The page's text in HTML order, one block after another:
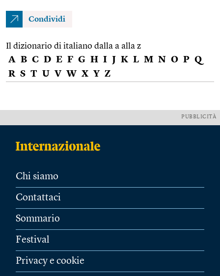
Condividi
Il dizionario di italiano dalla a alla z
A B C D E F G H I J K L M N O P Q
R S T U V W X Y Z
PUBBLICITÀ
Chi siamo
Contattaci
Sommario
Festival
Privacy e cookie